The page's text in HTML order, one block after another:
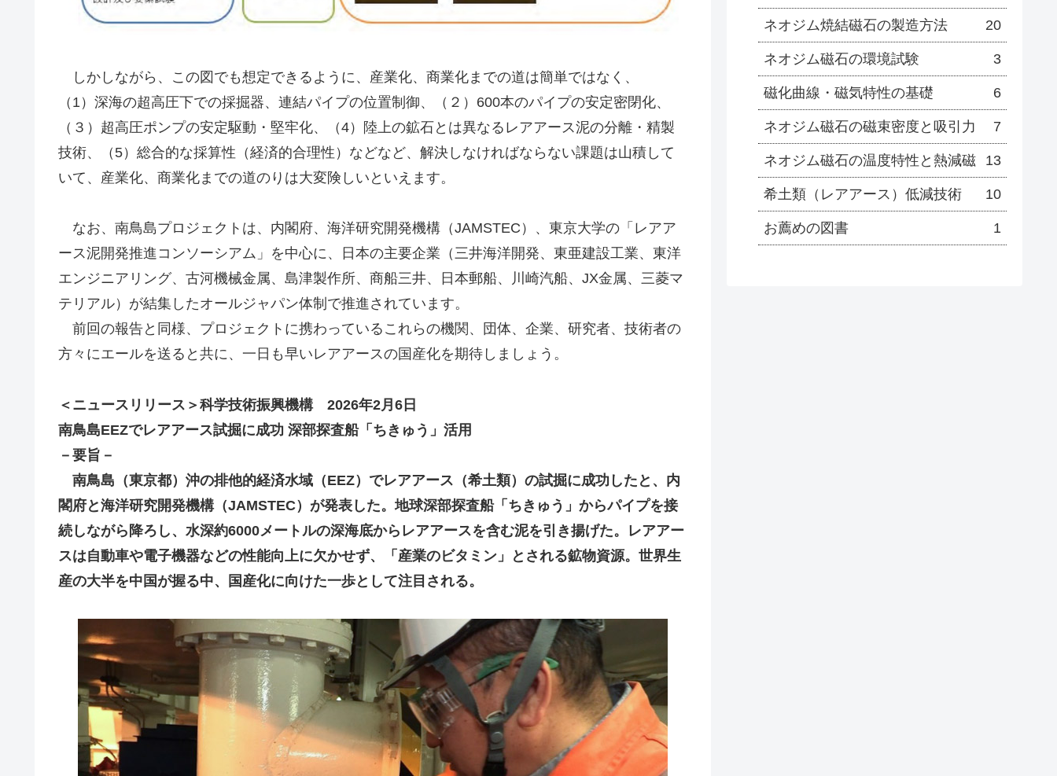
しかしながら、この図でも想定できるように、産業化、商業化までの道は簡単ではなく、
（1）深海の超高圧下での採掘器、連結パイプの位置制御、（２）600本のパイプの安定密閉化、
（３）超高圧ポンプの安定駆動・堅牢化、（4）陸上の鉱石とは異なるレアアース泥の分離・精製
技術、（5）総合的な採算性（経済的合理性）などなど、解決しなければならない課題は山積して
いて、産業化、商業化までの道のりは大変険しいといえます。
なお、南鳥島プロジェクトは、内閣府、海洋研究開発機構（JAMSTEC）、東京大学の「レアア
ース泥開発推進コンソーシアム」を中心に、日本の主要企業（三井海洋開発、東亜建設工業、東洋
エンジニアリング、古河機械金属、島津製作所、商船三井、日本郵船、川崎汽船、JX金属、三菱マ
テリアル）が結集したオールジャパン体制で推進されています。
前回の報告と同様、プロジェクトに携わっているこれらの機関、団体、企業、研究者、技術者の
方々にエールを送ると共に、一日も早いレアアースの国産化を期待しましょう。
＜ニュースリリース＞科学技術振興機構 2026年2月6日
南鳥島EEZでレアアース試掘に成功 深部探査船「ちきゅう」活用
－要旨－
南鳥島（東京都）沖の排他的経済水域（EEZ）でレアアース（希土類）の試掘に成功したと、内
閣府と海洋研究開発機構（JAMSTEC）が発表した。地球深部探査船「ちきゅう」からパイプを接
続しながら降ろし、水深約6000メートルの深海底からレアアースを含む泥を引き揚げた。レアアー
スは自動車や電子機器などの性能向上に欠かせず、「産業のビタミン」とされる鉱物資源。世界生
産の大半を中国が握る中、国産化に向けた一歩として注目される。
ネオジム焼結磁石の製造方法 20
ネオジム磁石の環境試験 3
磁化曲線・磁気特性の基礎 6
ネオジム磁石の磁束密度と吸引力 7
ネオジム磁石の温度特性と熱減磁 13
希土類（レアアース）低減技術 10
お薦めの図書 1